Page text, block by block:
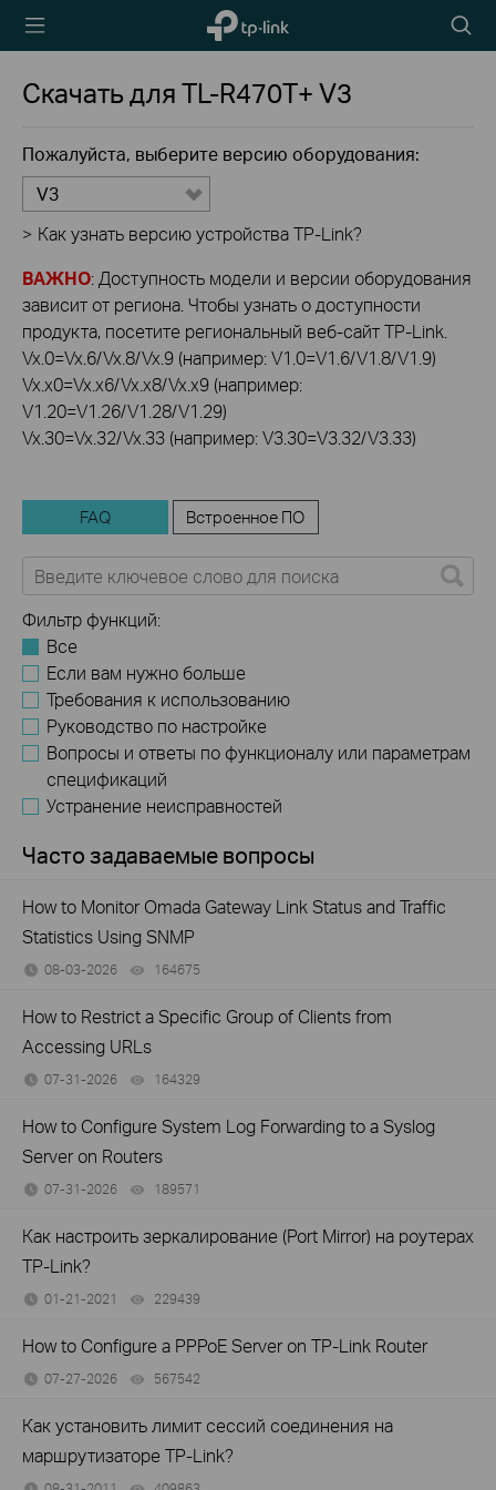
TP-Link,
Reliably
icon
Скачать дляTL-R470T+V3
Пожалуйста, выберите версию оборудования:
V3
> Как узнать версию устройства TP-Link?
ВАЖНО: Доступность модели и версии оборудования
зависит от региона. Чтобы узнать о доступности
продукта, посетите региональный веб-сайт TP-Link.
Vx.0=Vx.6/Vx.8/Vx.9 (например: V1.0=V1.6/V1.8/V1.9)
Vx.x0=Vx.x6/Vx.x8/Vx.x9 (например:
V1.20=V1.26/V1.28/V1.29)
Vx.30=Vx.32/Vx.33 (например: V3.30=V3.32/V3.33)
FAQ Встроенное ПО
Фильтр функций:
Все
Если вам нужно больше
Требования к использованию
Руководство по настройке
Вопросы и ответы по функционалу или параметрам
спецификаций
Устранение неисправностей
Часто задаваемые вопросы
How to Monitor Omada Gateway Link Status and Traffic
Statistics Using SNMP
08-03-2026 164675
How to Restrict a Specific Group of Clients from
Accessing URLs
07-31-2026 164329
How to Configure System Log Forwarding to a Syslog
Server on Routers
07-31-2026 189571
Как настроить зеркалирование (Port Mirror) на роутерах
TP‑Link?
01-21-2021 229439
How to Configure a PPPoE Server on TP-Link Router
07-27-2026 567542
Как установить лимит сессий соединения на
маршрутизаторе TP-Link?